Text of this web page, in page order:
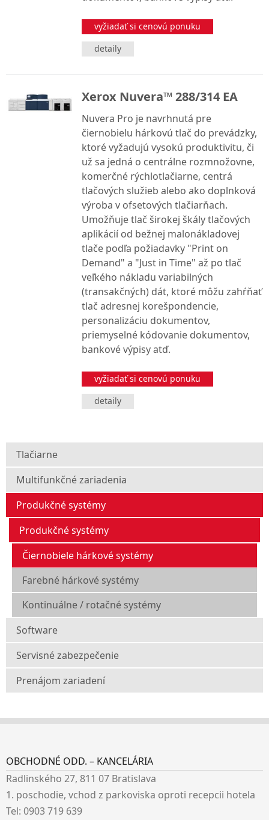
vyžiadať si cenovú ponuku
detaily
Xerox Nuvera™ 288/314 EA
Nuvera Pro je navrhnutá pre
čiernobielu hárkovú tlač do prevádzky,
ktoré vyžadujú vysokú produktivitu, či
už sa jedná o centrálne rozmnožovne,
komerčné rýchlotlačiarne, centrá
tlačových služieb alebo ako doplnková
výroba v ofsetových tlačiarňach.
Umožňuje tlač širokej škály tlačových
aplikácií od bežnej malonákladovej
tlače podľa požiadavky "Print on
Demand" a "Just in Time" až po tlač
veľkého nákladu variabilných
(transakčných) dát, ktoré môžu zahŕňať
tlač adresnej korešpondencie,
personalizáciu dokumentov,
priemyselné kódovanie dokumentov,
bankové výpisy atď.
vyžiadať si cenovú ponuku
detaily
Tlačiarne
Multifunkčné zariadenia
Produkčné systémy
Produkčné systémy
Čiernobiele hárkové systémy
Farebné hárkové systémy
Kontinuálne / rotačné systémy
Software
Servisné zabezpečenie
Prenájom zariadení
OBCHODNÉ ODD. – KANCELÁRIA
Radlinského 27, 811 07 Bratislava
1. poschodie, vchod z parkoviska oproti recepcii hotela
Tel: 0903 719 639